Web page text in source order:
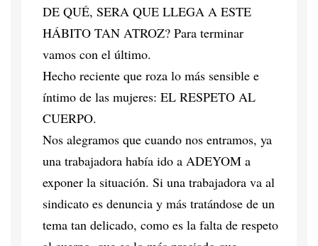
DE QUÉ, SERA QUE LLEGA A ESTE
HÁBITO TAN ATROZ? Para terminar
vamos con el último.
Hecho reciente que roza lo más sensible e
íntimo de las mujeres: EL RESPETO AL
CUERPO.
Nos alegramos que cuando nos entramos, ya
una trabajadora había ido a ADEYOM a
exponer la situación. Si una trabajadora va al
sindicato es denuncia y más tratándose de un
tema tan delicado, como es la falta de respeto